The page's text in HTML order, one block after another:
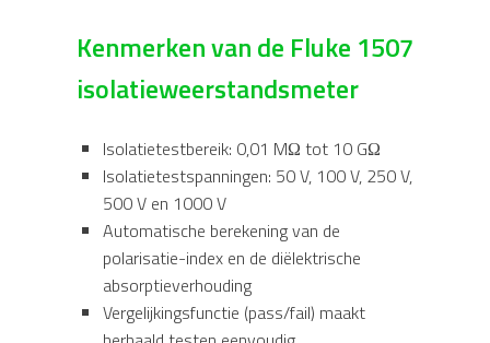
Kenmerken van de Fluke 1507
isolatieweerstandsmeter
Isolatietestbereik: 0,01 MΩ tot 10 GΩ
Isolatietestspanningen: 50 V, 100 V, 250 V,
500 V en 1000 V
Automatische berekening van de
polarisatie-index en de diëlektrische
absorptieverhouding
Vergelijkingsfunctie (pass/fail) maakt